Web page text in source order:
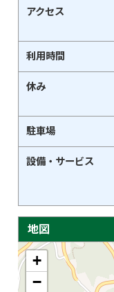
アクセス
利用時間
休み
駐車場
設備・サービス
地図
+
−